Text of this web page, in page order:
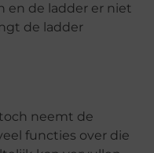
en de ladder er niet
de ladder
neemt de
functies over die